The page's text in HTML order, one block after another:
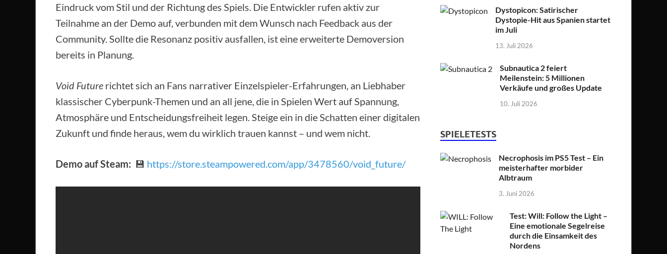
Eindruck vom Stil und der Richtung des Spiels. Die Entwickler rufen aktiv zur
Teilnahme an der Demo auf, verbunden mit dem Wunsch nach Feedback aus der
Community. Sollte die Resonanz positiv ausfallen, ist eine erweiterte Demoversion
bereits in Planung.
Void Future richtet sich an Fans narrativer Einzelspieler-Erfahrungen, an Liebhaber
klassischer Cyberpunk-Themen und an all jene, die in Spielen Wert auf Spannung,
Atmosphäre und Entscheidungsfreiheit legen. Steige ein in die Schatten einer digitalen
Zukunft und finde heraus, wem du wirklich trauen kannst – und wem nicht.
Demo auf Steam: 💾 https://store.steampowered.com/app/3478560/void_future/
Dystopicon: Satirischer
Dystopie-Hit aus Spanien startet
im Juli
13. Juli 2026
Subnautica 2 feiert
Meilenstein: 5 Millionen
Verkäufe und großes Update
10. Juli 2026
SPIELETESTS
Necrophosis im PS5 Test – Ein
meisterhafter morbider
Albtraum
3. Juni 2026
Test: Will: Follow the Light –
Eine emotionale Segelreise
durch die Einsamkeit des
Nordens